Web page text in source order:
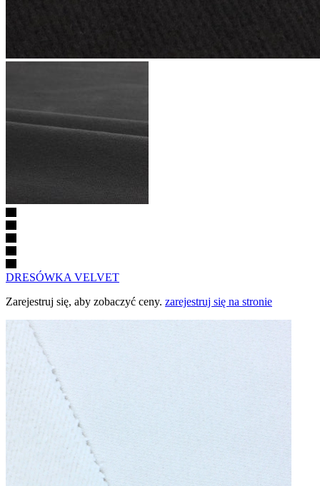
DRESÓWKA VELVET
Zarejestruj się, aby zobaczyć ceny. zarejestruj się na stronie